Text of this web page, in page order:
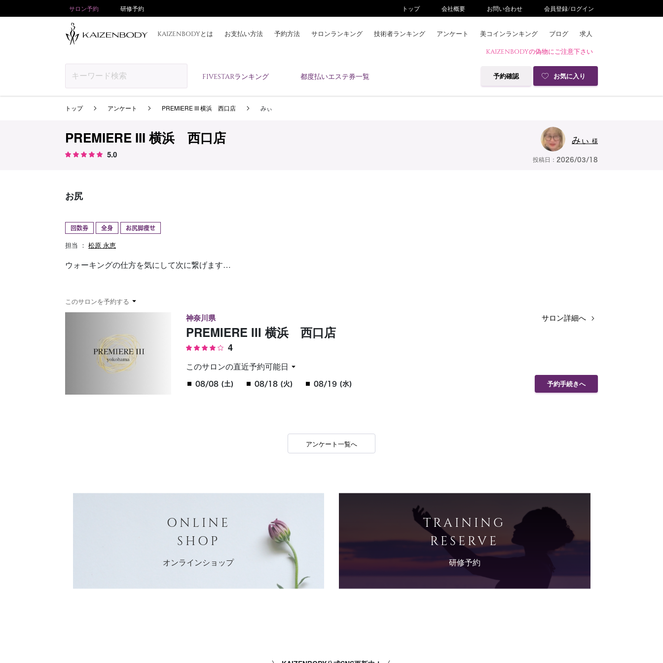
サロン予約 研修予約 トップ 会社概要 お問い合わせ 会員登録/ログイン
KAIZENBODYとは お支払い方法 予約方法 サロンランキング 技術者ランキング アンケート 美コインランキング ブログ 求人
KAIZENBODYの偽物にご注意下さい
FIVESTARランキング 都度払いエステ券一覧 予約確認 お気に入り
お支払い方法
予約方法
予約確認
トップ アンケート PREMIERE III 横浜 西口店 みぃ
PREMIERE III 横浜 西口店
5.0
みぃ 様
投稿日： 2026/03/18
お尻
回数券 全身 お尻脚痩せ
担当 ： 松原 永恵
ウォーキングの仕方を気にして次に繋げます…
このサロンを予約する
神奈川県
PREMIERE III 横浜 西口店
4
このサロンの直近予約可能日
サロン詳細へ
08/08 (土) 08/18 (火) 08/19 (水) 予約手続きへ
アンケート一覧へ
ONLINE
SHOP
オンラインショップ
TRAINING
RESERVE
研修予約